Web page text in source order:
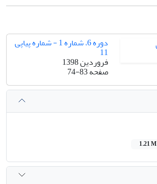
دوره 6، شماره 1 - شماره پیاپی
11
فروردین 1398
صفحه74-83
1.21 M